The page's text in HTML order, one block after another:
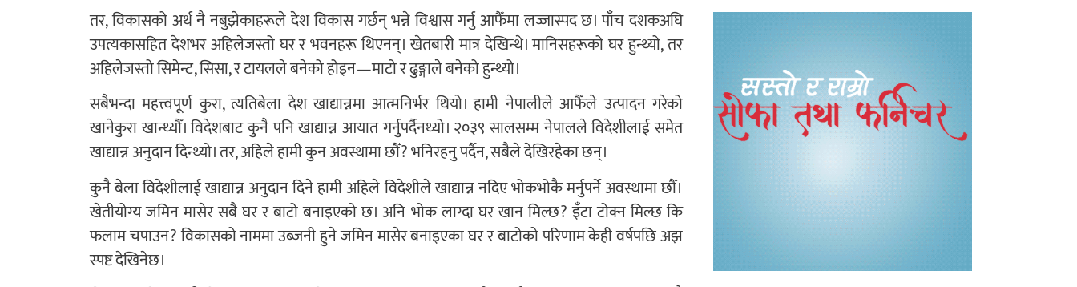
तर, विकासको अर्थ नै नबुझेकाहरूले देश विकास गर्छन् भन्ने विश्वास गर्नु आफैँमा लज्जास्पद छ। पाँच दशकअघि
उपत्यकासहित देशभर अहिलेजस्तो घर र भवनहरू थिएनन्। खेतबारी मात्र देखिन्थे। मानिसहरूको घर हुन्थ्यो, तर
अहिलेजस्तो सिमेन्ट, सिसा, र टायलले बनेको होइन—माटो र ढुङ्गाले बनेको हुन्थ्यो।
सबैभन्दा महत्त्वपूर्ण कुरा, त्यतिबेला देश खाद्यान्नमा आत्मनिर्भर थियो। हामी नेपालीले आफैँले उत्पादन गरेको
खानेकुरा खान्थ्यौँ। विदेशबाट कुनै पनि खाद्यान्न आयात गर्नुपर्दैनथ्यो। २०३९ सालसम्म नेपालले विदेशीलाई समेत
खाद्यान्न अनुदान दिन्थ्यो। तर, अहिले हामी कुन अवस्थामा छौँ? भनिरहनु पर्दैन, सबैले देखिरहेका छन्।
कुनै बेला विदेशीलाई खाद्यान्न अनुदान दिने हामी अहिले विदेशीले खाद्यान्न नदिए भोकभोकै मर्नुपर्ने अवस्थामा छौँ।
खेतीयोग्य जमिन मासेर सबै घर र बाटो बनाइएको छ। अनि भोक लाग्दा घर खान मिल्छ? इँटा टोक्न मिल्छ कि
फलाम चपाउन? विकासको नाममा उब्जनी हुने जमिन मासेर बनाइएका घर र बाटोको परिणाम केही वर्षपछि अझ
स्पष्ट देखिनेछ।